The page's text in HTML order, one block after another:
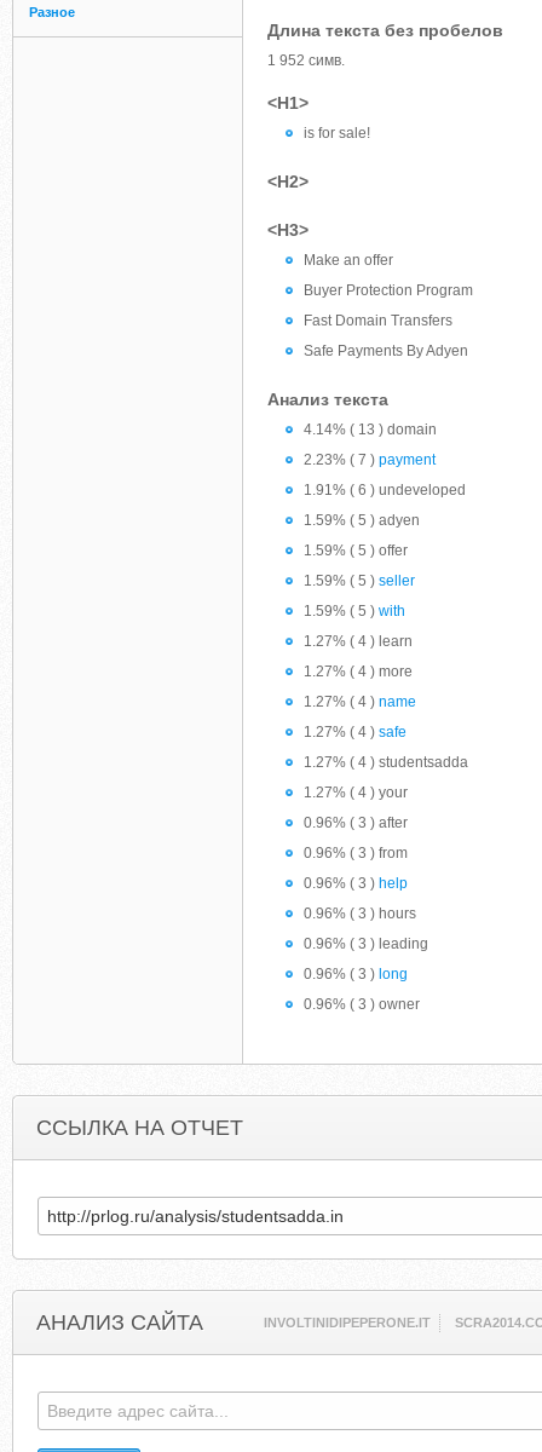
Разное
Длина текста без пробелов
1 952 симв.
<H1>
is for sale!
<H2>
<H3>
Make an offer
Buyer Protection Program
Fast Domain Transfers
Safe Payments By Adyen
Анализ текста
4.14% ( 13 ) domain
2.23% ( 7 ) payment
1.91% ( 6 ) undeveloped
1.59% ( 5 ) adyen
1.59% ( 5 ) offer
1.59% ( 5 ) seller
1.59% ( 5 ) with
1.27% ( 4 ) learn
1.27% ( 4 ) more
1.27% ( 4 ) name
1.27% ( 4 ) safe
1.27% ( 4 ) studentsadda
1.27% ( 4 ) your
0.96% ( 3 ) after
0.96% ( 3 ) from
0.96% ( 3 ) help
0.96% ( 3 ) hours
0.96% ( 3 ) leading
0.96% ( 3 ) long
0.96% ( 3 ) owner
ССЫЛКА НА ОТЧЕТ
АНАЛИЗ САЙТА INVOLTINIDIPEPERONE.IT